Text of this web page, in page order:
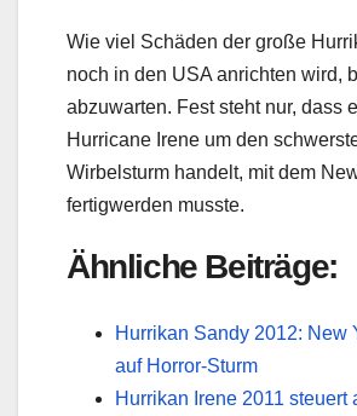
Wie viel Schäden der große
noch in den USA anrichten wird,
abzuwarten. Fest steht nur, dass
Hurricane Irene um den
Wirbelsturm handelt, mit dem
fertigwerden musste.
Ähnliche Beiträge:
Hurrikan Sandy 2012: New
auf Horror-Sturm
Hurrikan Irene 2011 steuert